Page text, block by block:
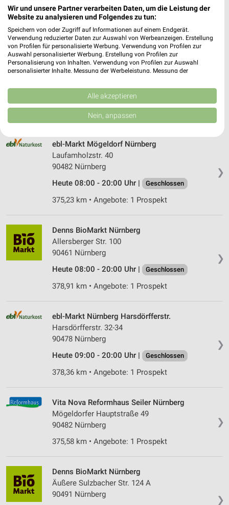
Heute 09:00 - 18:00 Uhr | Geschlossen
386,81 km • Angebote: 1 Prospekt
ebl-Markt Röthenbach
Am Gewerbepark 2
Heute 08:00 - 19:00 Uhr |
370,83 km • Angebote: 1 Prospekt
❯
ebl-Markt Mögeldorf Nürnberg
Laufamholzstr. 40
90482 Nürnberg
Heute 08:00 - 20:00 Uhr |
Geschlossen
375,23 km • Angebote: 1 Prospekt
❯
Denns BioMarkt Nürnberg
Allersberger Str. 100
90461 Nürnberg
Heute 08:00 - 20:00 Uhr |
Geschlossen
378,91 km • Angebote: 1 Prospekt
❯
ebl-Markt Nürnberg Harsdörfferstr.
Harsdörfferstr. 32-34
90478 Nürnberg
Heute 09:00 - 20:00 Uhr |
Geschlossen
378,36 km • Angebote: 1 Prospekt
❯
Vita Nova Reformhaus Seiler Nürnberg
Mögeldorfer Hauptstraße 49
90482 Nürnberg
375,58 km • Angebote: 1 Prospekt
❯
Denns BioMarkt Nürnberg
Äußere Sulzbacher Str. 124 A
90491 Nürnberg
Wir und unsere Partner verarbeiten Daten, um die Leistung der
Website zu analysieren und Folgendes zu tun:
Speichern von oder Zugriff auf Informationen auf einem Endgerät.
Verwendung reduzierter Daten zur Auswahl von Werbeanzeigen. Erstellung
von Profilen für personalisierte Werbung. Verwendung von Profilen zur
Auswahl personalisierter Werbung. Erstellung von Profilen zur
Personalisierung von Inhalten. Verwendung von Profilen zur Auswahl
personalisierter Inhalte. Messung der Werbeleistung. Messung der
Kombinationen von Daten aus verschiedenen Quellen. Entwicklung und
Verbesserung der Angebote. Verwendung reduzierter Daten zur Auswahl
von Inhalten.
Daten können außerhalb der Europäischen Union weitergegeben und in die
Website/App.
Partnerliste anzeigen (1 IAB-Anbieter)
Wir nutzen Ihre Daten für folgende Zwecke:
auf einem Endgerät
Verwendung reduzierter Daten zur Auswahl von
Werbeanzeigen
Erstellung von Profilen für personalisierte
Werbung
Verwendung von Profilen zur Auswahl
personalisierter Werbung
Erstellung von Profilen zur Personalisierung
von Inhalten
Verwendung von Profilen zur Auswahl
personalisierter Inhalte
Messung der Werbeleistung
Analyse von Zielgruppen durch Statistiken oder
Kombinationen von Daten aus verschiedenen
Verwendung reduzierter Daten zur Auswahl von
Inhalten
Alle akzeptieren
Nein, anpassen